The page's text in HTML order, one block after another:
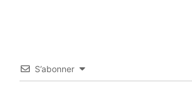
S’abonner